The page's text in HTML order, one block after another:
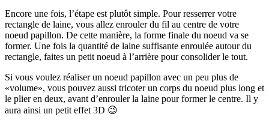
Encore une fois, l’étape est plutôt simple. Pour resserrer votre
rectangle de laine, vous allez enrouler du fil au centre de votre
noeud papillon. De cette manière, la forme finale du noeud va se
former. Une fois la quantité de laine suffisante enroulée autour du
rectangle, faites un petit noeud à l’arrière pour consolider le tout.
Si vous voulez réaliser un noeud papillon avec un peu plus de
«volume», vous pouvez aussi tricoter un corps du noeud plus long et
le plier en deux, avant d’enrouler la laine pour former le centre. Il y
aura ainsi un petit effet 3D 😉